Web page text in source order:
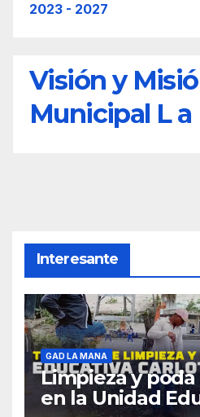
2023 - 2027
Visión y
Municipal L a
Interesante
GAD LA MANA
Limpieza y
en la Unidad